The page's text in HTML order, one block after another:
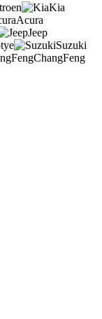
Kia
Acura
Jeep
Suzuki
ChangFeng